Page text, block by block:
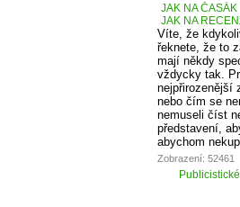
JAK NA ČASÁK
JAK NA
Víte, že
řeknete, že to
mají někdy
vždycky tak.
nejpřirozenější
nebo čím se
nemuseli číst
představení,
abychom
Zobrazení: 52461